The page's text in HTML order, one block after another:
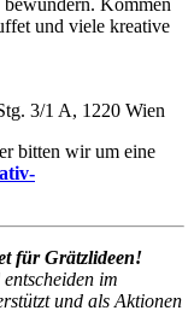
und viele kreative
3/1 A, 1220 Wien
bitten wir um eine
für Grätzlideen!
im
und als Aktionen